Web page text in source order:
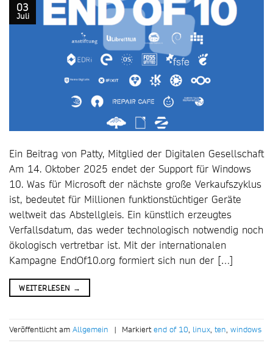
03
Juli
Ein Beitrag von Patty, Mitglied der Digitalen Gesellschaft
Am 14. Oktober 2025 endet der Support für Windows
10. Was für Microsoft der nächste große Verkaufszyklus
ist, bedeutet für Millionen funktionstüchtiger Geräte
weltweit das Abstellgleis. Ein künstlich erzeugtes
Verfallsdatum, das weder technologisch notwendig noch
ökologisch vertretbar ist. Mit der internationalen
Kampagne EndOf10.org formiert sich nun der […]
WEITERLESEN →
Veröffentlicht am Allgemein | Markiertend of 10, linux, ten, windows